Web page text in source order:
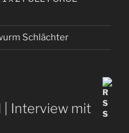
Schlächter
| Interview mit